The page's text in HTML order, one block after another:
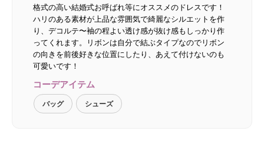
格式の高い結婚式お呼ばれ等にオススメのドレスです！
ハリのある素材が上品な雰囲気で綺麗なシルエットを作
り、デコルテ〜袖の程よい透け感が抜け感もしっかり作
ってくれます。リボンは自分で結ぶタイプなのでリボン
の向きを前後好きな位置にしたり、あえて付けないのも
可愛いです！
コーデアイテム
バッグ シューズ